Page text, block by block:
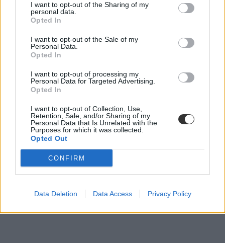
I want to opt-out of the Sharing of my
personal data.
Opted In
I want to opt-out of the Sale of my
Personal Data.
Opted In
I want to opt-out of processing my
Personal Data for Targeted Advertising.
Opted In
I want to opt-out of Collection, Use,
Retention, Sale, and/or Sharing of my
Personal Data that Is Unrelated with the
Purposes for which it was collected.
Opted Out
CONFIRM
Data Deletion Data Access Privacy Policy
oktatási naptár
határidő
januári dátumok
belföld
fontos dátumok
dátumok